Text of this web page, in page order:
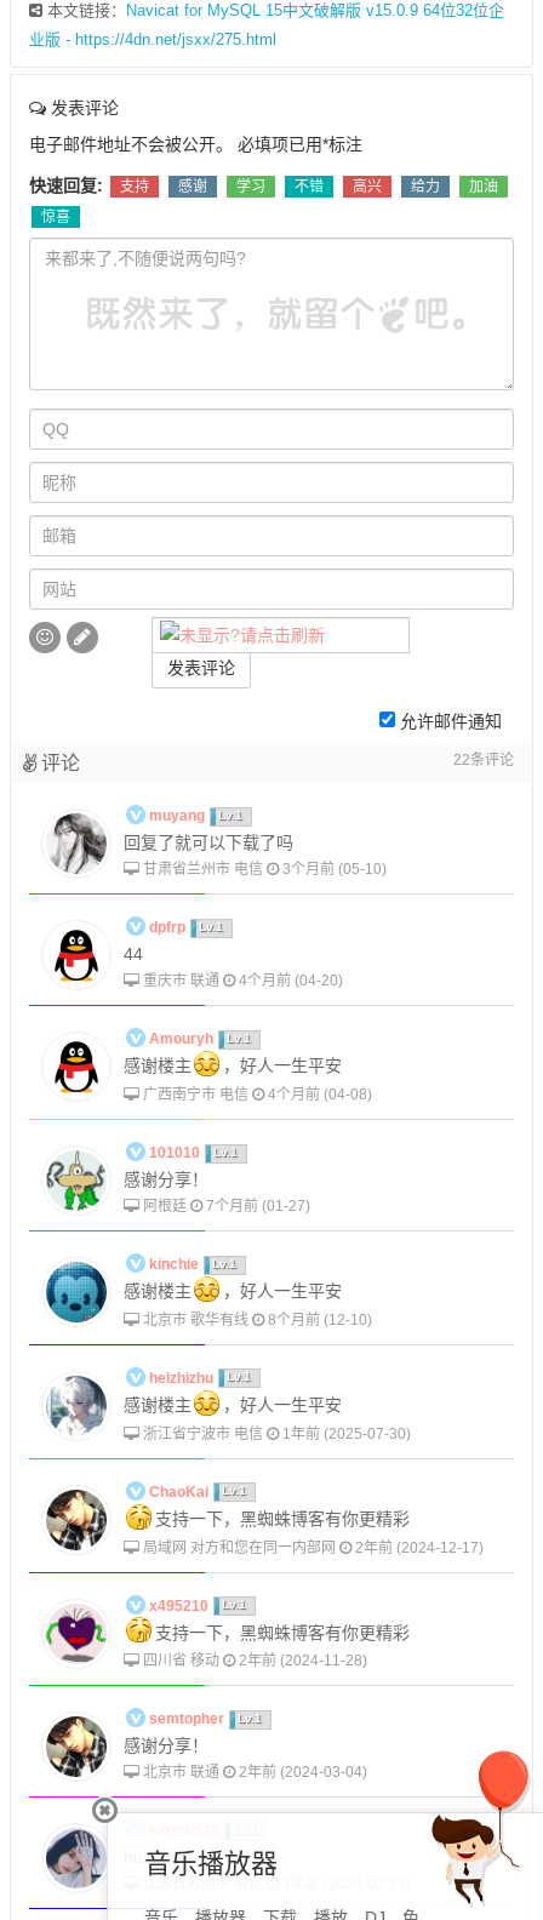
本文链接：
Navicat for MySQL 15中文破解版 v15.0.9 64位32位企
业版 - https://4dn.net/jsxx/275.html
发表评论
电子邮件地址不会被公开。
必填项已用*标注
快速回复: 支持 感谢 学习 不错 高兴 给力
加油
惊喜
发表评论
允许邮件通知
评论 22条评论
muyang Lv.1
回复了就可以下载了吗
甘肃省兰州市 电信 3个月前 (05-10)
dpfrp Lv.1
44
重庆市 联通 4个月前 (04-20)
Amouryh Lv.1
感谢楼主 ，好人一生平安
广西南宁市 电信 4个月前 (04-08)
101010 Lv.1
感谢分享！
阿根廷 7个月前 (01-27)
kinchie Lv.1
感谢楼主 ，好人一生平安
北京市 歌华有线 8个月前 (12-10)
heizhizhu Lv.1
感谢楼主 ，好人一生平安
浙江省宁波市 电信 1年前 (2025-07-30)
ChaoKai Lv.1
支持一下，黑蜘蛛博客有你更精彩
局域网 对方和您在同一内部网 2年前 (2024-12-17)
x495210 Lv.1
支持一下，黑蜘蛛博客有你更精彩
四川省 移动 2年前 (2024-11-28)
semtopher Lv.1
感谢分享！
北京市 联通 2年前 (2024-03-04)
huifu,xiex
音乐播放器